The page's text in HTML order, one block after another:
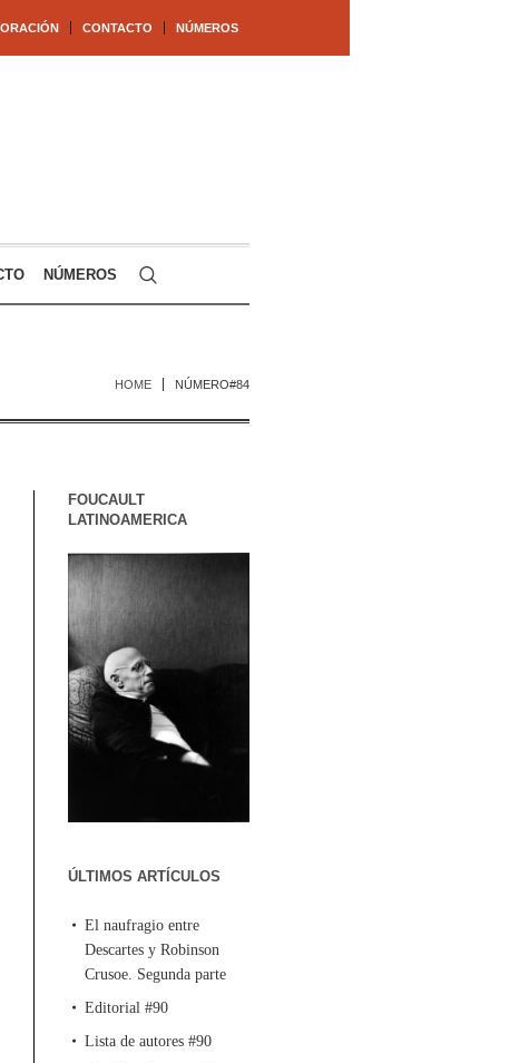
CONTACTO NÚMEROS
NÚMEROS
HOME NÚMERO#84
FOUCAULT
LATINOAMERICA
ÚLTIMOS ARTÍCULOS
El naufragio entre
Descartes y Robinson
Crusoe. Segunda parte
Editorial #90
Lista de autores #90